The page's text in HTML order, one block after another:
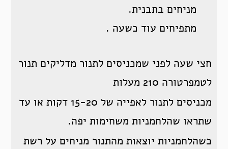
מניחים בתבנית.
מתפיחים עוד כשעה .
חצי שעה לפני שמכניסים לתנור מדליקים תנור
לטמפרטורה 210 מעלות
מכניסים לתנור לאפייה של 15-20 דקות או עד
שתראו שהלחמניות משחימות יפה.
כשהלחמניות יוצאות מהתנור מניחים על רשת